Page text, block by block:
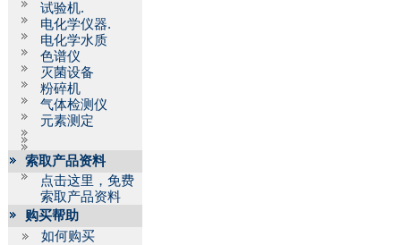
试验机.
电化学仪器.
电化学水质
色谱仪
灭菌设备
粉碎机
气体检测仪
元素测定
索取产品资料
点击这里，免费
索取产品资料
购买帮助
如何购买